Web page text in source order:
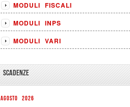
MODULI FISCALI
MODULI INPS
MODULI VARI
SCADENZE
AGOSTO 2026